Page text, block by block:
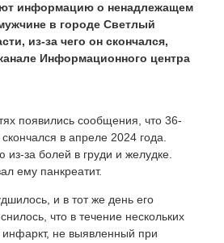
информацию о ненадлежащем
в городе Светлый
из-за чего он скончался,
Информационного центра
появились сообщения, что 36-
в апреле 2024 года.
за болей в груди и желудке.
ему панкреатит.
и в тот же день его
что в течение нескольких
инфаркт, не выявленный при